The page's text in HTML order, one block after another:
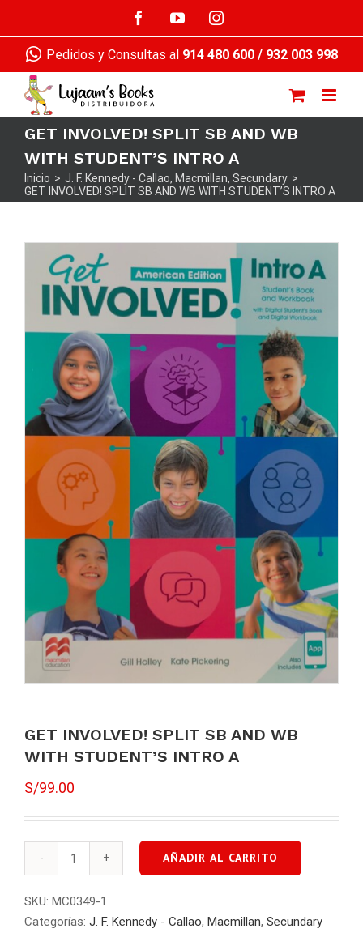
contenido
FacebookYouTubeInstagram
Pedidos y Consultas al 914 480 600/ 932 003 998
GET INVOLVED! SPLIT SB AND WB
WITH STUDENT’S INTRO A
Inicio > J. F. Kennedy - Callao, Macmillan, Secundary >
GET INVOLVED! SPLIT SB AND WB WITH STUDENT’S INTRO A
GET INVOLVED! SPLIT SB AND WB
WITH STUDENT’S INTRO A
S/99.00
GET
SPLIT
SB
AÑADIR AL CARRITO
SKU: MC0349-1
Categorías: J. F. Kennedy - Callao, Macmillan, Secundary